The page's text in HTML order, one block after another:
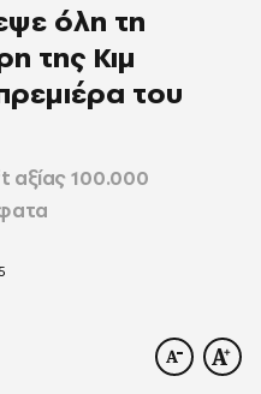
όλη τη
της Κιμ
του
100.000